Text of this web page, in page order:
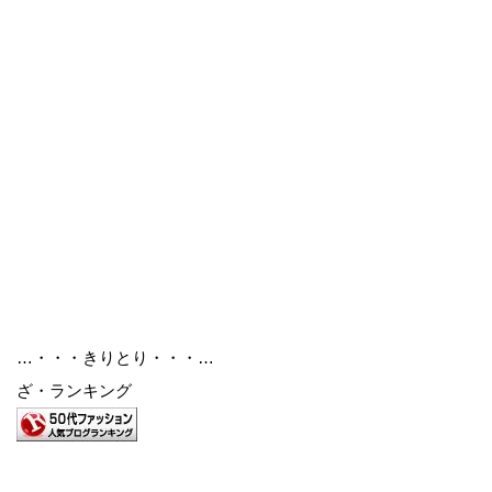
…・・・きりとり・・・…
ざ・ランキング